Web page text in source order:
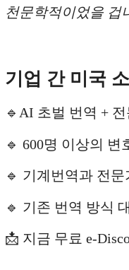
천문학적이었을 겁
기업 간 미국
🔹AI 초벌 번역 +
🔹 600명 이상의 변
🔹 기계번역과 전
🔹 기존 번역 방식
📩 지금 무료 e-